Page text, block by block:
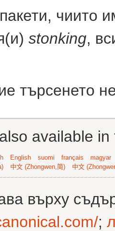
чиито
stonking,
търсенето
available
English suomi français
magyar
中文 (Zhongwen,简) 中文
върху
;